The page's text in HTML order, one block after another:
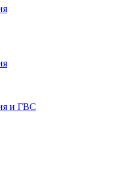
и ГВС